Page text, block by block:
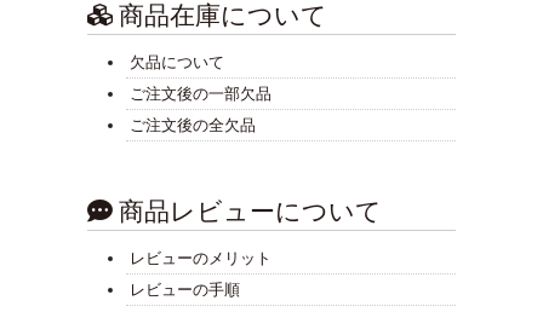
商品在庫について
欠品について
ご注文後の一部欠品
ご注文後の全欠品
商品レビューについて
レビューのメリット
レビューの手順